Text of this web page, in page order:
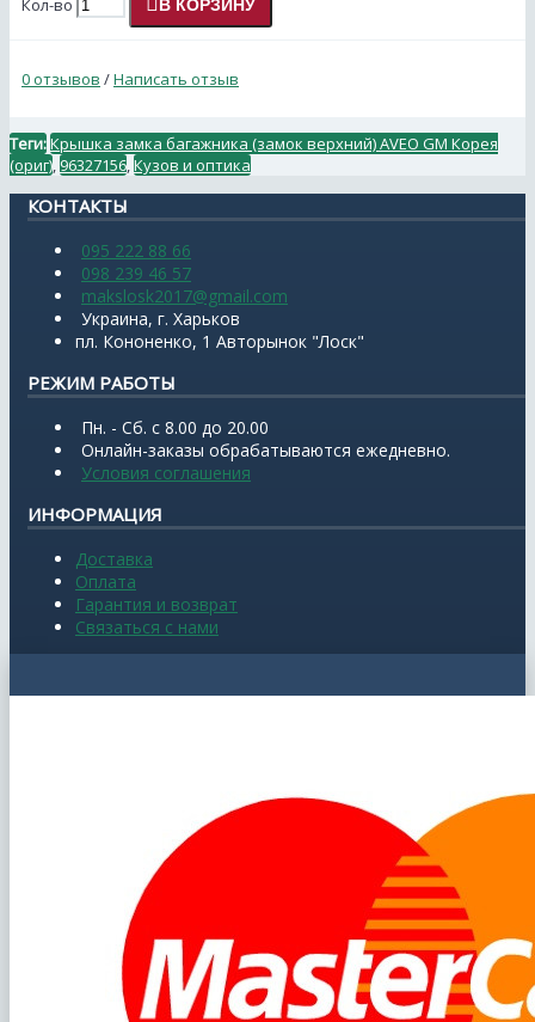
В КОРЗИНУ
0 отзывов /Написать отзыв
Теги:Крышка замка багажника (замок верхний) AVEO GM Корея
(ориг) 96327156 Кузов и оптика
КОНТАКТЫ
095 222 88 66
098 239 46 57
makslosk2017@gmail.com
Украина, г. Харьков
пл. Кононенко, 1 Авторынок "Лоск"
РЕЖИМ РАБОТЫ
Пн. - Сб. с 8.00 до 20.00
Онлайн-заказы обрабатываются ежедневно.
Условия соглашения
ИНФОРМАЦИЯ
Доставка
Оплата
Гарантия и возврат
Связаться с нами